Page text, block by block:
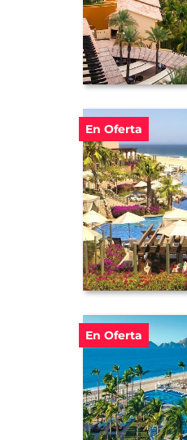
En Oferta
En Oferta